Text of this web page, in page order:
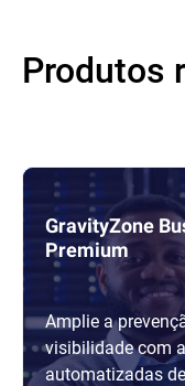
Produtos
GravityZone
Premium
Amplie a
visibilidade com
automatizadas